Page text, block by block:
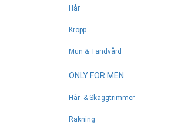
Hår
Kropp
Mun & Tandvård
ONLY FOR MEN
Hår- & Skäggtrimmer
Rakning